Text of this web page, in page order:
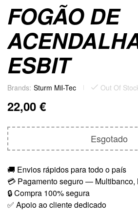
FOGÃO DE
ESBIT
Brands: Sturm Mil-Tec Out Of
22,00 €
Esgotado
🚚 Envios rápidos para todo o país
💳 Pagamento seguro — Multibanco,
🔒 Compra 100% segura
✅ Apoio ao cliente dedicado